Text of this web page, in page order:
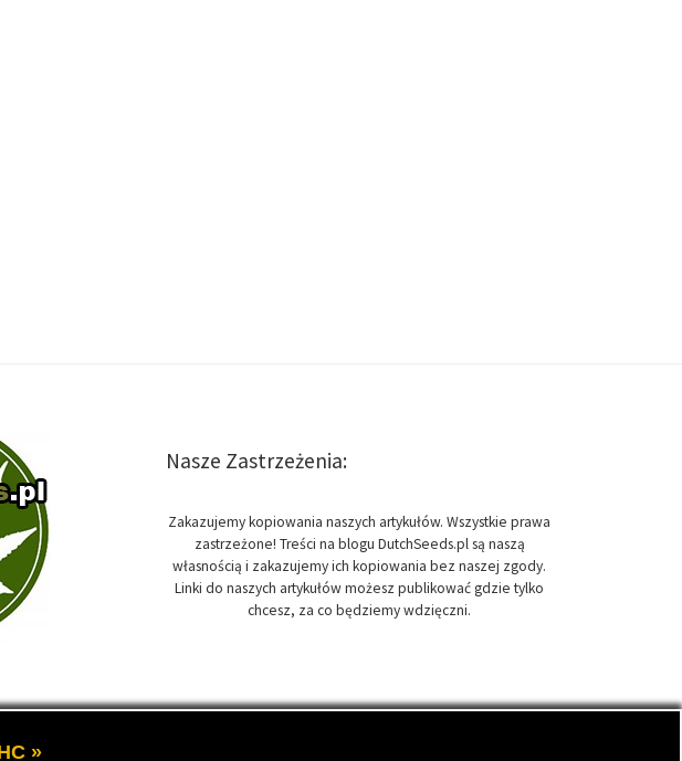
Nasze Zastrzeżenia:
Zakazujemy kopiowania naszych artykułów. Wszystkie prawa
zastrzeżone! Treści na blogu DutchSeeds.pl są naszą
własnością i zakazujemy ich kopiowania bez naszej zgody.
Linki do naszych artykułów możesz publikować gdzie tylko
chcesz, za co będziemy wdzięczni.
»